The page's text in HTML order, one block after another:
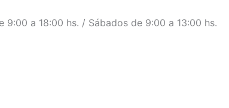
9:00 a 18:00 hs. / Sábados de 9:00 a 13:00 hs.